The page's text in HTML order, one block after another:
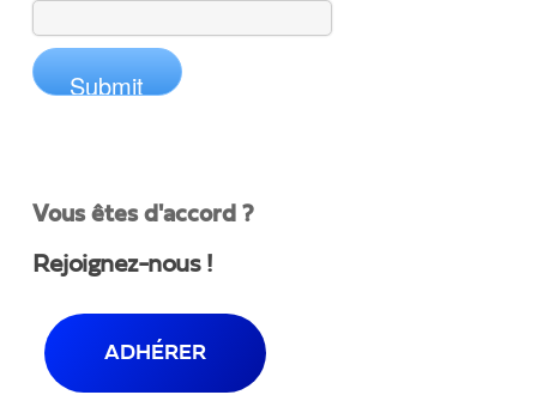
Vous êtes d'accord ?
Rejoignez-nous !
ADHÉRER